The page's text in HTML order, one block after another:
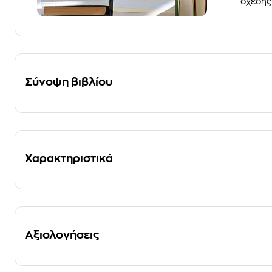
Σύνοψη βιβλίου
Χαρακτηριστικά
Αξιολογήσεις